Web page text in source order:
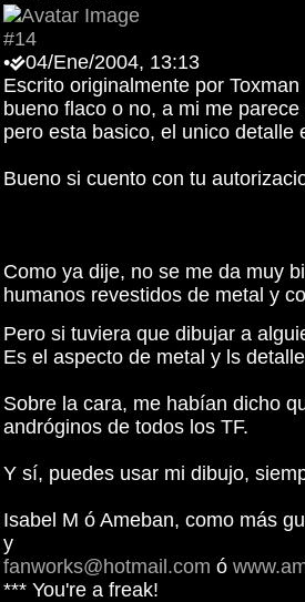
#14
•
04/Ene/2004, 13:13
Escrito originalmente por Toxman
bueno flaco o no, a mi me
pero esta basico, el unico
Bueno si cuento con tu
Como ya dije, no se me da muy
humanos revestidos de metal y
Pero si tuviera que dibujar a
Es el aspecto de metal y ls
Sobre la cara, me habían dicho
andróginos de todos los TF.
Y sí, puedes usar mi dibujo,
Isabel M ó Ameban, como más
y
fanworks@hotmail.com ó
*** You're a freak!